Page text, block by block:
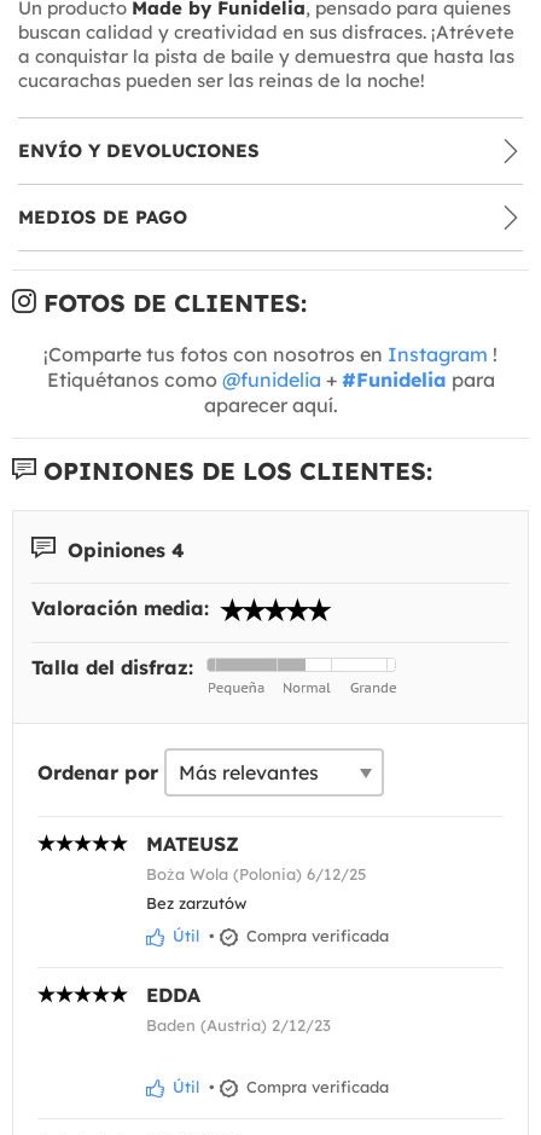
Un producto Made by Funidelia, pensado para quienes
buscan calidad y creatividad en sus disfraces. ¡Atrévete
a conquistar la pista de baile y demuestra que hasta las
cucarachas pueden ser las reinas de la noche!
ENVÍO Y DEVOLUCIONES
MEDIOS DE PAGO
FOTOS DE CLIENTES:
¡Comparte tus fotos con nosotros en Instagram !
Etiquétanos como @funidelia + #Funidelia para
aparecer aquí.
OPINIONES DE LOS CLIENTES:
Opiniones 4
Valoración media:
Talla del disfraz:
Ordenar por
MATEUSZ
Boża Wola (Polonia) 6/12/25
Bez zarzutów
Útil • Compra verificada
EDDA
Baden (Austria) 2/12/23
Útil • Compra verificada